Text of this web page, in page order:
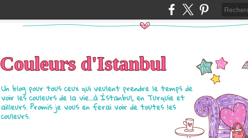
Couleurs d'Istanbul
Un blog pour tous ceux qui veulent prendre le temps de
voir les couleurs de la vie...à İstanbul, en Turquie et
ailleurs. Promis je vous en ferai voir de toutes les
couleurs.